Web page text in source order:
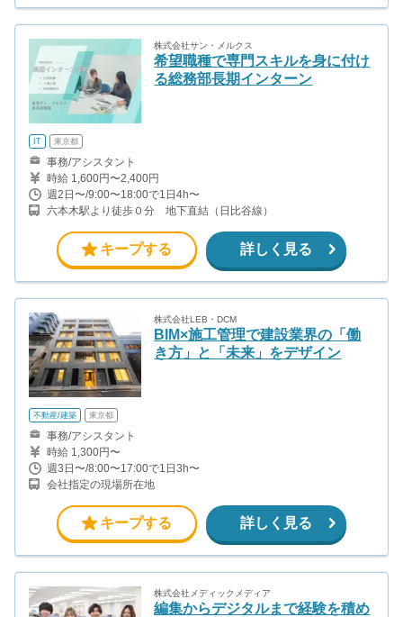
株式会社サン・メルクス
希望職種で専門スキルを身に付け
る総務部長期インターン
IT 東京都
事務/アシスタント
時給 1,600円〜2,400円
週2日〜/9:00〜18:00で1日4h〜
六本木駅より徒歩０分 地下直結（日比谷線）
キープする 詳しく見る
株式会社LEB・DCM
BIM×施工管理で建設業界の「働
き方」と「未来」をデザイン
不動産/建築 東京都
事務/アシスタント
時給 1,300円〜
週3日〜/8:00〜17:00で1日3h〜
会社指定の現場所在地
キープする 詳しく見る
株式会社メディックメディア
編集からデジタルまで経験を積め